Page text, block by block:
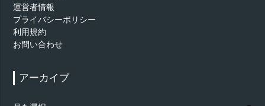
運営者情報
プライバシーポリシー
利用規約
お問い合わせ
アーカイブ